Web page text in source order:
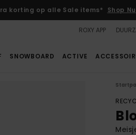
korting op alle Sale items* Shop Nu
ROXY APP
SNOWBOARD ACTIVE